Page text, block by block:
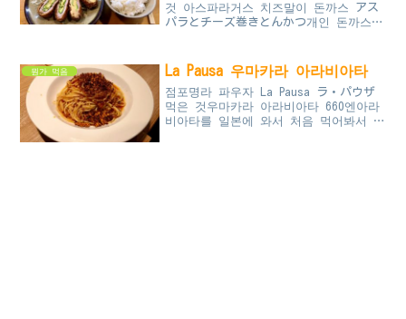
것 아스파라거스 치즈말이 돈까스 アス
パラとチーズ巻きとんかつ개인 돈까스
두 분이 운영하신다. 다 먹고 나니...
뭔가 먹음 La Pausa 우마카라 아라비아타
점포명라 파우자 La Pausa ラ・パウザ
먹은 것우마카라 아라비아타 660엔아라
비아타를 일본에 와서 처음 먹어봐서 한